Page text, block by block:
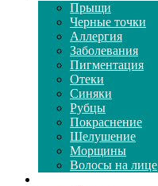
Прыщи
Черные точки
Аллергия
Заболевания
Пигментация
Отеки
Синяки
Рубцы
Покраснение
Шелушение
Морщины
Волосы на лице